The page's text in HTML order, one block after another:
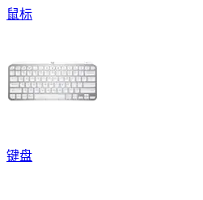
鼠标
键盘